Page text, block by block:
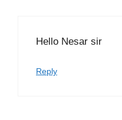
Hello Nesar sir
Reply